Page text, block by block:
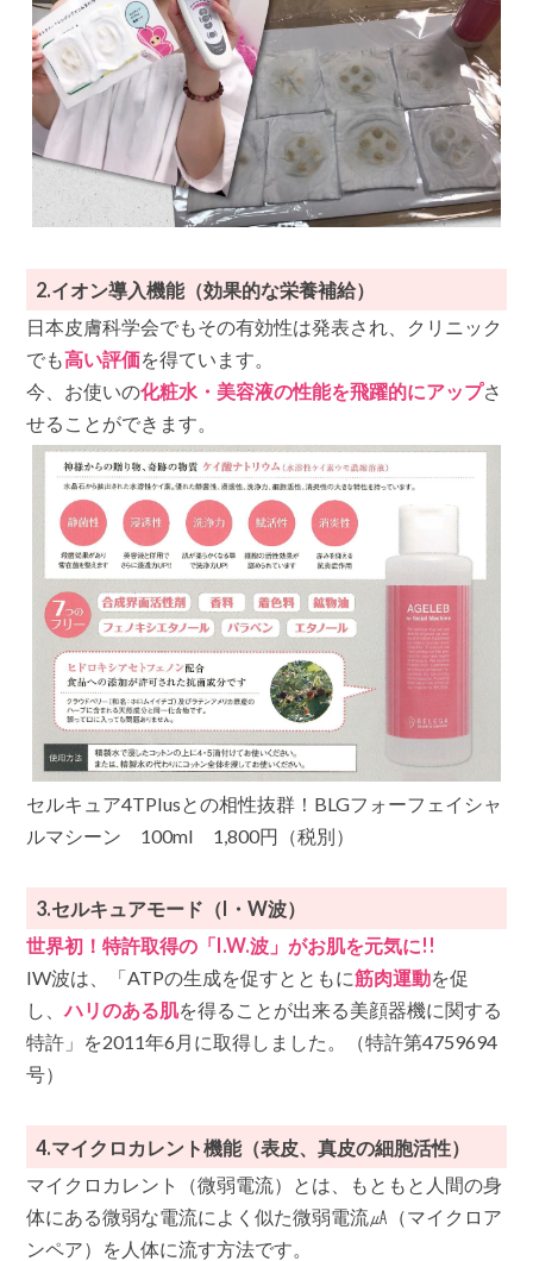
2.イオン導入機能（効果的な栄養補給）
日本皮膚科学会でもその有効性は発表され、クリニック
でも高い評価を得ています。
今、お使いの化粧水・美容液の性能を飛躍的にアップさ
せることができます。
セルキュア4TPlusとの相性抜群！BLGフォーフェイシャ
ルマシーン 100ml 1,800円（税別）
3.セルキュアモード（I・W波）
世界初！特許取得の「I.W.波」がお肌を元気に!!
IW波は、「ATPの生成を促すとともに筋肉運動を促
し、ハリのある肌を得ることが出来る美顔器機に関する
特許」を2011年6月に取得しました。（特許第4759694
号）
4.マイクロカレント機能（表皮、真皮の細胞活性）
マイクロカレント（微弱電流）とは、もともと人間の身
体にある微弱な電流によく似た微弱電流㎂（マイクロア
ンペア）を人体に流す方法です。